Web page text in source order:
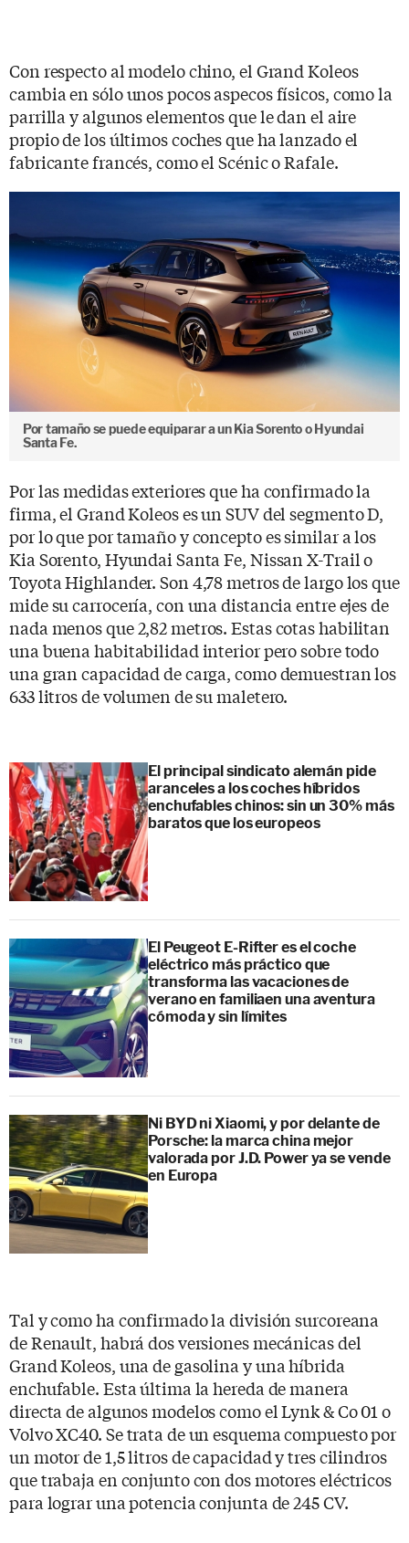
Con respecto al modelo chino, el Grand Koleos
cambia en sólo unos pocos aspecos físicos, como la
parrilla y algunos elementos que le dan el aire
propio de los últimos coches que ha lanzado el
fabricante francés, como el Scénic o Rafale.
Por tamaño se puede equiparar a un Kia Sorento o Hyundai
Santa Fe.
Por las medidas exteriores que ha confirmado la
firma, el Grand Koleos es un SUV del segmento D,
por lo que por tamaño y concepto es similar a los
Kia Sorento, Hyundai Santa Fe, Nissan X-Trail o
Toyota Highlander. Son 4,78 metros de largo los que
mide su carrocería, con una distancia entre ejes de
nada menos que 2,82 metros. Estas cotas habilitan
una buena habitabilidad interior pero sobre todo
una gran capacidad de carga, como demuestran los
633 litros de volumen de su maletero.
El principal sindicato alemán pide
aranceles a los coches híbridos
enchufables chinos: sin un 30% más
baratos que los europeos
El Peugeot E-Rifter es el coche
eléctrico más práctico que
transforma las vacaciones de
verano en familiaen una aventura
cómoda y sin límites
Ni BYD ni Xiaomi, y por delante de
Porsche: la marca china mejor
valorada por J.D. Power ya se vende
en Europa
Tal y como ha confirmado la división surcoreana
de Renault, habrá dos versiones mecánicas del
Grand Koleos, una de gasolina y una híbrida
enchufable. Esta última la hereda de manera
directa de algunos modelos como el Lynk & Co 01 o
Volvo XC40. Se trata de un esquema compuesto por
un motor de 1,5 litros de capacidad y tres cilindros
que trabaja en conjunto con dos motores eléctricos
para lograr una potencia conjunta de 245 CV.